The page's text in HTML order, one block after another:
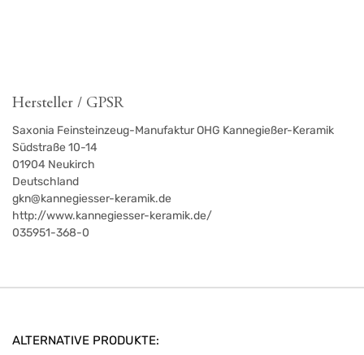
Hersteller / GPSR
Saxonia Feinsteinzeug-Manufaktur OHG Kannegießer-Keramik
Südstraße 10-14
01904 Neukirch
Deutschland
gkn@kannegiesser-keramik.de
http://www.kannegiesser-keramik.de/
035951-368-0
ALTERNATIVE PRODUKTE: